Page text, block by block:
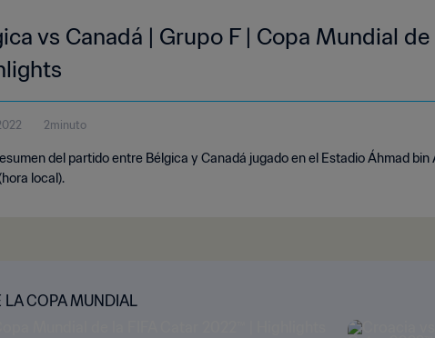
vs Canadá | Grupo F | Copa Mundial
2minuto
del partido entre Bélgica y Canadá jugado en el Estadio Áhmad
local).
COPA MUNDIAL